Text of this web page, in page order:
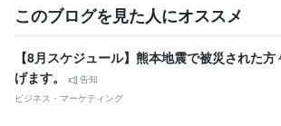
得意分野
ライティング・翻訳 ①ウェディング/ホテル観光
筆（結婚式、PTA、学校、会社挨拶）
エッセイ、
ウェディング 出版 新聞 外資系 教育 学校
旅行
ホテル
ライティング・翻訳
このブログを見た人にオススメ
【8月スケジュール】熊本地震で被災された
げます。
告知
ビジネス・マーケティング